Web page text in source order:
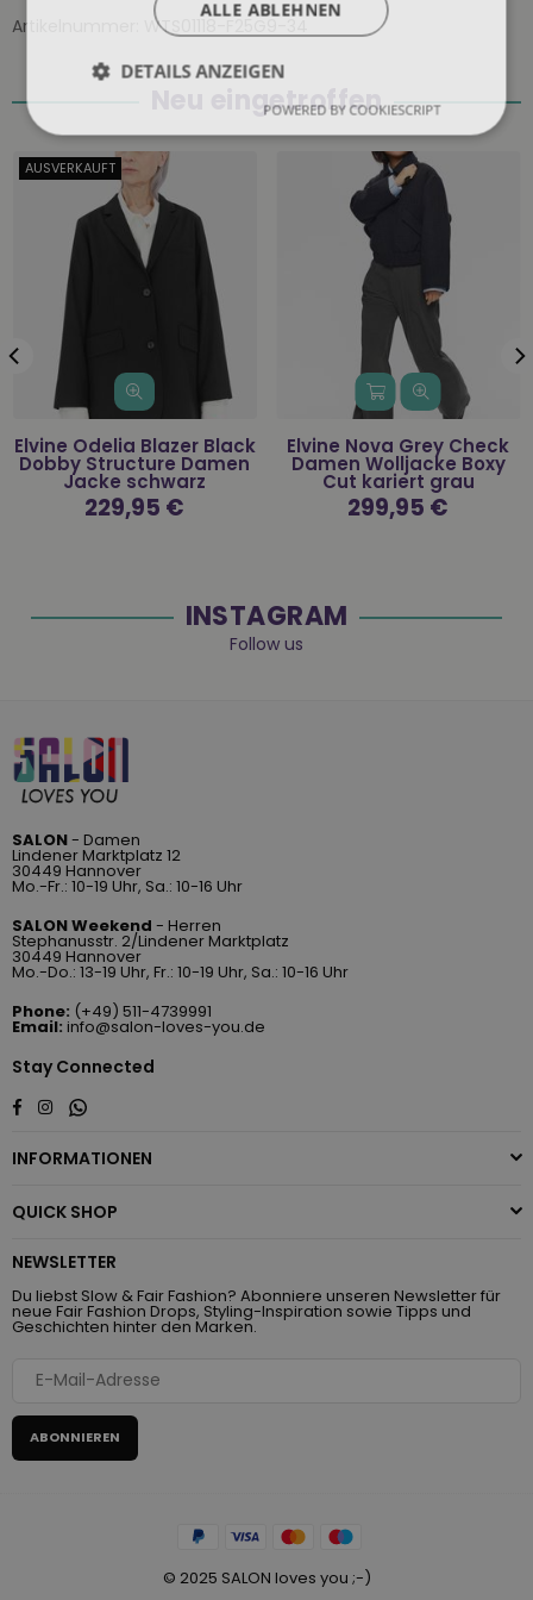
Artikelnummer:
WTS01118-F25G9-34
Neu eingetroffen
AUSVERKAUFT
Elvine Odelia Blazer Black
Dobby Structure Damen
Jacke schwarz
Normaler
Preis
229,95 €
Elvine Nova Grey Check
Damen Wolljacke Boxy
Cut kariert grau
Normaler
Preis
299,95 €
INSTAGRAM
Follow us
SALON- Damen
Lindener Marktplatz 12
30449 Hannover
Mo.-Fr.: 10-19 Uhr, Sa.: 10-16 Uhr
SALON Weekend - Herren
Stephanusstr. 2/Lindener Marktplatz
30449 Hannover
Mo.-Do.: 13-19 Uhr, Fr.: 10-19 Uhr, Sa.: 10-16 Uhr
Phone: (+49) 511-4739991
Email: info@salon-loves-you.de
Stay Connected
Facebook
InstagramWhatsapp
INFORMATIONEN
QUICK SHOP
NEWSLETTER
Du liebst Slow & Fair Fashion? Abonniere unseren Newsletter für
neue Fair Fashion Drops, Styling-Inspiration sowie Tipps und
Geschichten hinter den Marken.
ABONNIEREN
© 2025 SALON loves you ;-)
ALLE ABLEHNEN
DETAILS ANZEIGEN
POWERED BY COOKIESCRIPT